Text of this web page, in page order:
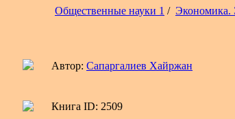
Общественные науки 1 / Экономика.
Автор: Сапаргалиев Хайржан
Книга ID: 2509